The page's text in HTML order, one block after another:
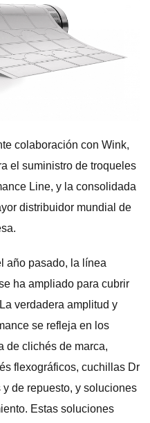
colaboración con Wink,
el suministro de troqueles
Line, y la consolidada
distribuidor mundial de
año pasado, la línea
ha ampliado para cubrir
verdadera amplitud y
se refleja en los
de clichés de marca,
flexográficos, cuchillas Dr
de repuesto, y soluciones
Estas soluciones